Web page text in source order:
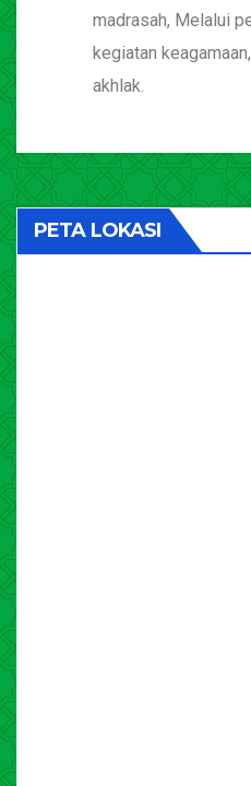
madrasah, Melalui
kegiatan
akhlak.
PETA LOKASI